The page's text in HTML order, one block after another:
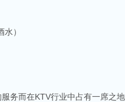
）
务而在KTV行业中占有一席之